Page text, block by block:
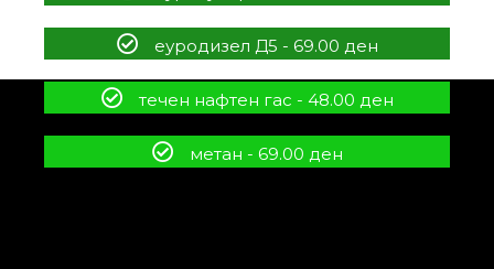
еуродизел Д5 - 69.00 ден
течен нафтен гас - 48.00 ден
метан - 69.00 ден